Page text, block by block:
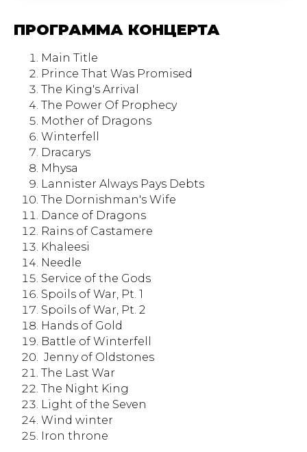
ПРОГРАММА КОНЦЕРТА
Main Title
Prince That Was Promised
The King's Arrival
The Power Of Prophecy
Mother of Dragons
Winterfell
Dracarys
Mhysa
Lannister Always Pays Debts
The Dornishman's Wife
Dance of Dragons
Rains of Castamere
Khaleesi
Needle
Service of the Gods
Spoils of War, Pt. 1
Spoils of War, Pt. 2
Hands of Gold
Battle of Winterfell
Jenny of Oldstones
The Last War
The Night King
Light of the Seven
Wind winter
Iron throne